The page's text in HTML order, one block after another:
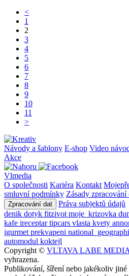
<
1
2
3
4
5
6
7
8
9
10
11
>
Návody a šablony E-shop Video
Akce
Vlmedia
O společnosti Kariéra Kontakt
smluvní podmínky Zásady
Zpracování dat
Práva subjektů údajů
denik dotyk fitzivot moje_krizovka
kafe ireceptartipcars vlasta kvety
igurmet prekvapeni
automodul koktejl
Copyright © VLTAVA LABE MEDIA
vyhrazena.
Publikování, šíření nebo jakékoliv jiné